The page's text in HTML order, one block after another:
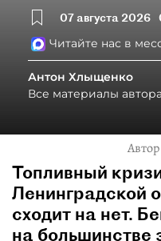
07 августа 2026
Читайте нас в
Антон Хлыщенко
Все материалы автора
Топливный
Ленинградской
сходит на нет.
на большинстве